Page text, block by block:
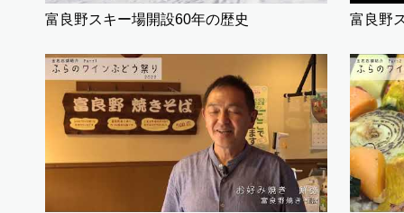
富良野スキー場開設60年の歴史 富良野